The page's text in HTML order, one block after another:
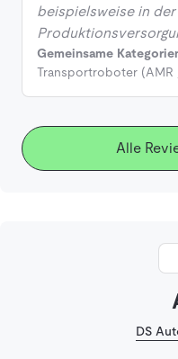
beispielsweise in
Gemeinsame
Transportroboter (AMR
Alle
DS